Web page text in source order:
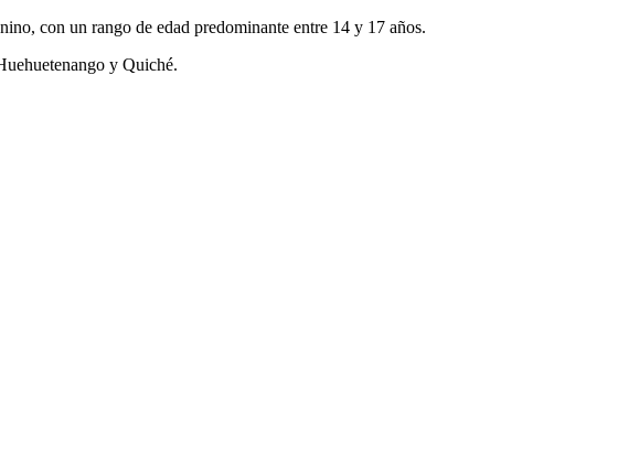
con un rango de edad predominante entre 14 y 17 años.
y Quiché.